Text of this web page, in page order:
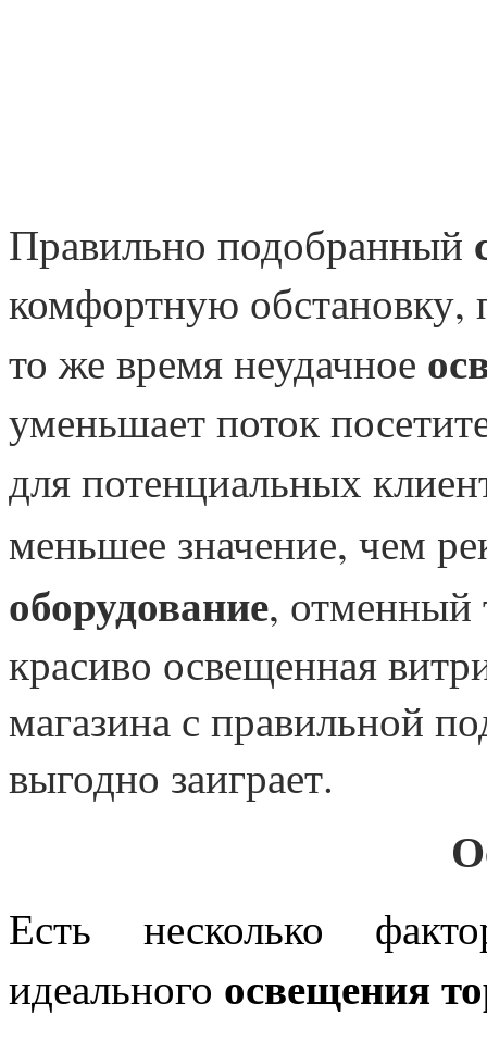
Правильно подобранный
комфортную обстановку,
то же время неудачное
уменьшает поток
для потенциальных
меньшее значение, чем
оборудование, отменный
красиво освещенная
магазина с правильной
выгодно заиграет.
Есть несколько
идеального освещения